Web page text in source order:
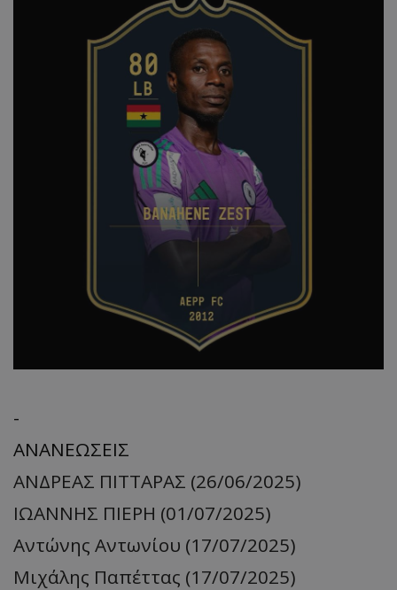
-
ΑΝΑΝΕΩΣΕΙΣ
ΑΝΔΡΕΑΣ ΠΙΤΤΑΡΑΣ (26/06/2025)
ΙΩΑΝΝΗΣ ΠΙΕΡΗ (01/07/2025)
Αντώνης Αντωνίου (17/07/2025)
Μιχάλης Παπέττας (17/07/2025)